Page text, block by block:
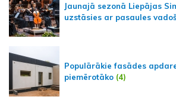
Jaunajā sezonā Liepājas
uzstāsies ar pasaules
Populārākie fasādes
piemērotāko (4)